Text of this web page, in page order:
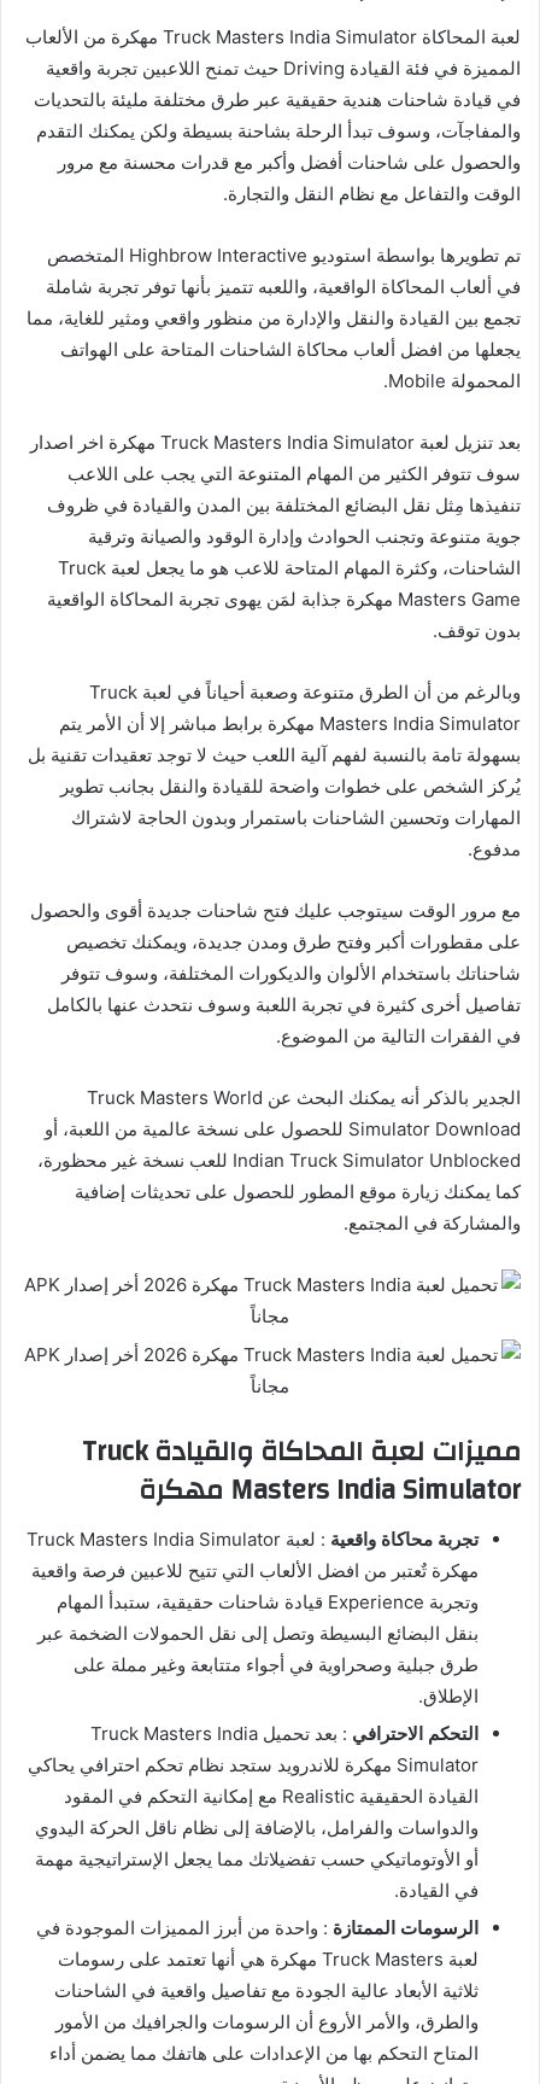
لعبة المحاكاة Truck Masters India Simulator مهكرة من الألعاب
المميزة في فئة القيادة Driving حيث تمنح اللاعبين تجربة واقعية
في قيادة شاحنات هندية حقيقية عبر طرق مختلفة مليئة بالتحديات
والمفاجآت، وسوف تبدأ الرحلة بشاحنة بسيطة ولكن يمكنك التقدم
والحصول على شاحنات أفضل وأكبر مع قدرات محسنة مع مرور
الوقت والتفاعل مع نظام النقل والتجارة.
تم تطويرها بواسطة استوديو Highbrow Interactive‏ المتخصص
في ألعاب المحاكاة الواقعية، واللعبه تتميز بأنها توفر تجربة شاملة
تجمع بين القيادة والنقل والإدارة من منظور واقعي ومثير للغاية، مما
يجعلها من افضل ألعاب محاكاة الشاحنات المتاحة على الهواتف
المحمولة Mobile.
بعد تنزيل لعبة Truck Masters India Simulator مهكرة اخر اصدار
سوف تتوفر الكثير من المهام المتنوعة التي يجب على اللاعب
تنفيذها مِثل نقل البضائع المختلفة بين المدن والقيادة في ظروف
جوية متنوعة وتجنب الحوادث وإدارة الوقود والصيانة وترقية
الشاحنات، وكثرة المهام المتاحة للاعب هو ما يجعل لعبة Truck
Masters Game مهكرة جذابة لمَن يهوى تجربة المحاكاة الواقعية
بدون توقف.
وبالرغم من أن الطرق متنوعة وصعبة أحياناً في لعبة Truck
Masters India Simulator مهكرة برابط مباشر إلا أن الأمر يتم
بسهولة تامة بالنسبة لفهم آلية اللعب حيث لا توجد تعقيدات تقنية بل
يُركز الشخص على خطوات واضحة للقيادة والنقل بجانب تطوير
المهارات وتحسين الشاحنات باستمرار وبدون الحاجة لاشتراك
مدفوع.
مع مرور الوقت سيتوجب عليك فتح شاحنات جديدة أقوى والحصول
على مقطورات أكبر وفتح طرق ومدن جديدة، ويمكنك تخصيص
شاحناتك باستخدام الألوان والديكورات المختلفة، وسوف تتوفر
تفاصيل أخرى كثيرة في تجربة اللعبة وسوف نتحدث عنها بالكامل
في الفقرات التالية من الموضوع.
الجدير بالذكر أنه يمكنك البحث عن Truck Masters World
Simulator Download للحصول على نسخة عالمية من اللعبة، أو
Indian Truck Simulator Unblocked للعب نسخة غير محظورة،
كما يمكنك زيارة موقع المطور للحصول على تحديثات إضافية
والمشاركة في المجتمع.
مميزات لعبة المحاكاة والقيادة Truck
Masters India Simulator مهكرة
تجربة محاكاة واقعية
: لعبة Truck Masters India Simulator
مهكرة تٌعتبر من افضل الألعاب التي تتيح للاعبين فرصة واقعية
وتجربة Experience قيادة شاحنات حقيقية، ستبدأ المهام
بنقل البضائع البسيطة وتصل إلى نقل الحمولات الضخمة عبر
طرق جبلية وصحراوية في أجواء متتابعة وغير مملة على
الإطلاق.
التحكم الاحترافي
: بعد تحميل Truck Masters India
Simulator مهكرة للاندرويد ستجد نظام تحكم احترافي يحاكي
القيادة الحقيقية Realistic مع إمكانية التحكم في المقود
والدواسات والفرامل، بالإضافة إلى نظام ناقل الحركة اليدوي
أو الأوتوماتيكي حسب تفضيلاتك مما يجعل الإستراتيجية مهمة
في القيادة.
الرسومات الممتازة : واحدة من أبرز المميزات الموجودة في
لعبة Truck Masters مهكرة هي أنها تعتمد على رسومات
ثلاثية الأبعاد عالية الجودة مع تفاصيل واقعية في الشاحنات
والطرق، والأمر الأروع أن الرسومات والجرافيك من الأمور
المتاح التحكم بها من الإعدادات على هاتفك مما يضمن أداء